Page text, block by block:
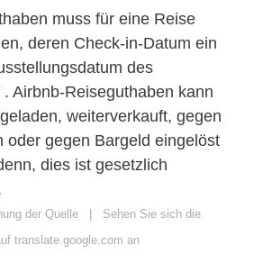
muss für eine Reise
deren Check-in-Datum ein
des
Airbnb-Reiseguthaben kann
weiterverkauft, gegen
oder gegen Bargeld eingelöst
dies ist gesetzlich
der Quelle | Sehen Sie sich die
translate.google.com an